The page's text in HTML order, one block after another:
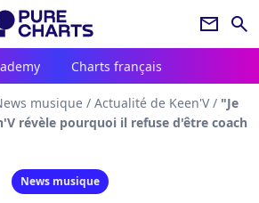
newsletter search
Charts français
musique / Actualité de Keen'V / "Je
révèle pourquoi il refuse d'être coach
News musique